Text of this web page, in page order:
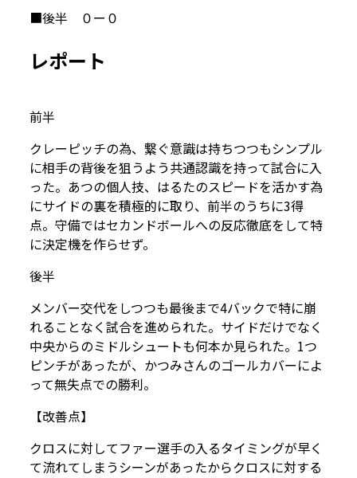
■後半 ０ー０
レポート
前半
クレーピッチの為、繋ぐ意識は持ちつつもシンプル
に相手の背後を狙うよう共通認識を持って試合に入
った。あつの個人技、はるたのスピードを活かす為
にサイドの裏を積極的に取り、前半のうちに3得
点。守備ではセカンドボールへの反応徹底をして特
に決定機を作らせず。
後半
メンバー交代をしつつも最後まで4バックで特に崩
れることなく試合を進められた。サイドだけでなく
中央からのミドルシュートも何本か見られた。1つ
ピンチがあったが、かつみさんのゴールカバーによ
って無失点での勝利。
【改善点】
クロスに対してファー選手の入るタイミングが早く
て流れてしまうシーンがあったからクロスに対する